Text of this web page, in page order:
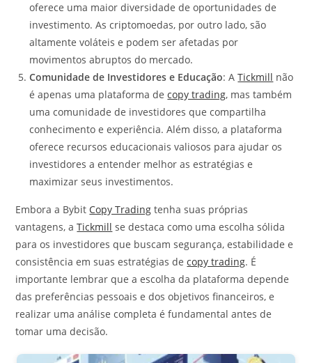
oferece uma maior diversidade de oportunidades de
investimento. As criptomoedas, por outro lado, são
altamente voláteis e podem ser afetadas por
movimentos abruptos do mercado.
Comunidade de Investidores e Educação: ATickmill não
é apenas uma plataforma decopy trading, mas também
uma comunidade de investidores que compartilha
conhecimento e experiência. Além disso, a plataforma
oferece recursos educacionais valiosos para ajudar os
investidores a entender melhor as estratégias e
maximizar seus investimentos.
Embora a Bybit Copy Trading tenha suas próprias
vantagens, aTickmill se destaca como uma escolha sólida
para os investidores que buscam segurança, estabilidade e
consistência em suas estratégias decopy trading. É
importante lembrar que a escolha da plataforma depende
das preferências pessoais e dos objetivos financeiros, e
realizar uma análise completa é fundamental antes de
tomar uma decisão.